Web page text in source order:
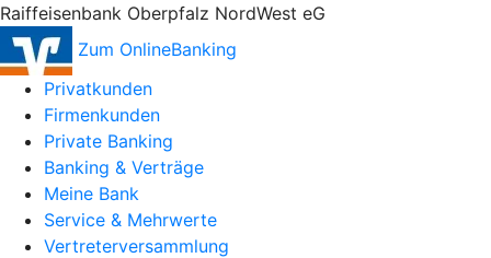
Raiffeisenbank Oberpfalz NordWest eG
Zum OnlineBanking
Privatkunden
Firmenkunden
Private Banking
Banking & Verträge
Meine Bank
Service & Mehrwerte
Vertreterversammlung